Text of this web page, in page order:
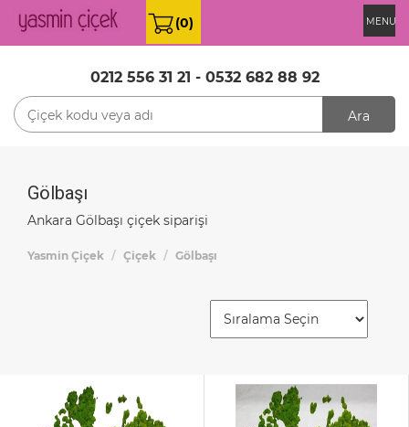
MENU
(0)
0212 556 31 21 - 0532 682 88 92
Ara
Gölbaşı
Ankara Gölbaşı çiçek siparişi
Yasmin Çiçek Çiçek Gölbaşı